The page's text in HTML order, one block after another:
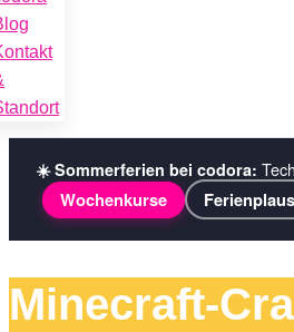
☀️ Sommerferien bei codora:
Wochenkurse
Minecraft-